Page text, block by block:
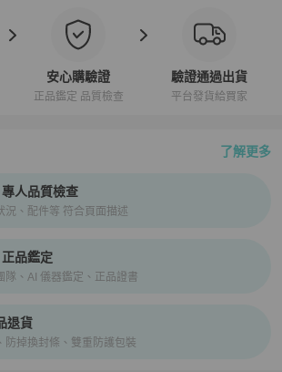
安心購驗證
正品鑑定 品質檢查
驗證通過出貨
平台發貨給買家
了解更多
驗證、安心購檢驗流程介紹
人品質檢查
況、配件等 符合頁面描述
品鑑定
隊、AI 儀器鑑定、正品證書
退貨
防掉換封條、雙重防護包裝